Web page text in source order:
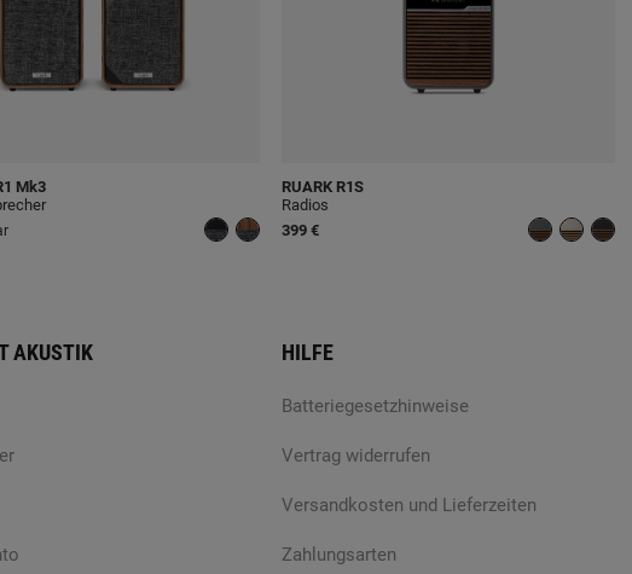
Mk3
RUARK R1S
Radios
399 €
AKUSTIK HILFE
Batteriegesetzhinweise
Vertrag widerrufen
Versandkosten und Lieferzeiten
Zahlungsarten